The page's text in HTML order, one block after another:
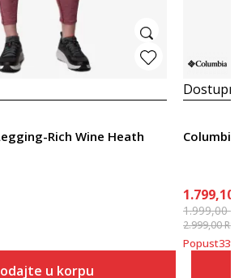
Rich Wine Heath
u korpu
Columbia
1.799,10
1.999,00
2.999,00RSD
Popust33%